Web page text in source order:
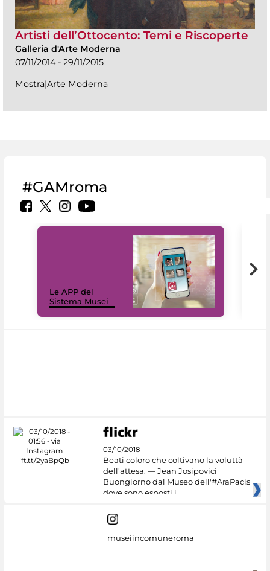
Artisti dell’Ottocento: Temi e Riscoperte
Galleria d'Arte Moderna
07/11/2014 - 29/11/2015
Mostra|Arte Moderna
#GAMroma
Le APP del
Sistema Musei
03/10/2018
Beati coloro che coltivano la voluttà
dell'attesa. — Jean Josipovici
Buongiorno dal Museo dell'#AraPacis
dove sono esposti i
museiincomuneroma